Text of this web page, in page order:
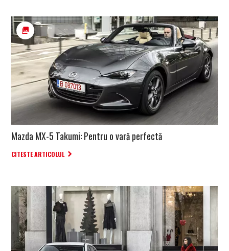
Mazda MX-5 Takumi: Pentru o vară perfectă
CITESTE ARTICOLUL